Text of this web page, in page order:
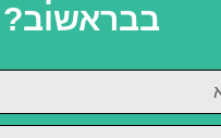
בבראשוב?